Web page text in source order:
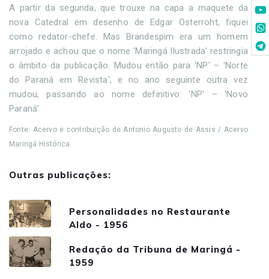
A partir da segunda, que trouxe na capa a maquete da
nova Catedral em desenho de Edgar Osterroht, fiquei
como redator-chefe. Mas Brandespim era um homem
arrojado e achou que o nome 'Maringá Ilustrada' restringia
o âmbito da publicação. Mudou então para 'NP' – 'Norte
do Paraná em Revista', e no ano seguinte outra vez
mudou, passando ao nome definitivo: 'NP' – 'Novo
Paraná'.
Fonte: Acervo e contribuição de Antonio Augusto de Assis / Acervo
Maringá Histórica.
Outras publicações:
Personalidades no Restaurante
Aldo - 1956
Redação da Tribuna de Maringá -
1959